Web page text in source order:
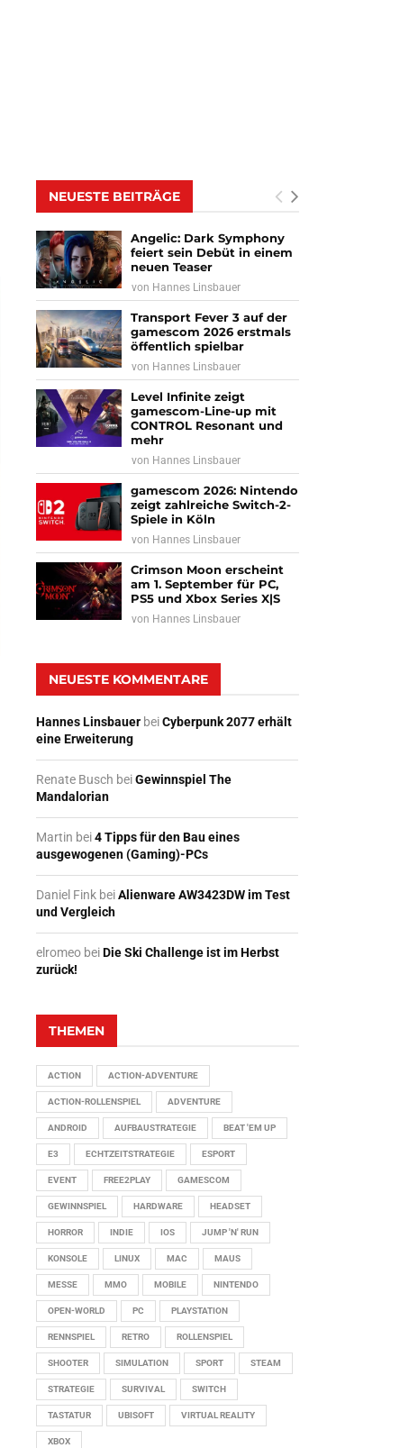
NEUESTE BEITRÄGE
Angelic: Dark Symphony
feiert sein Debüt in einem
neuen Teaser
von Hannes Linsbauer
Transport Fever 3 auf der
gamescom 2026 erstmals
öffentlich spielbar
von Hannes Linsbauer
Level Infinite zeigt
gamescom-Line-up mit
CONTROL Resonant und
mehr
von Hannes Linsbauer
gamescom 2026: Nintendo
zeigt zahlreiche Switch-2-
Spiele in Köln
von Hannes Linsbauer
Crimson Moon erscheint
am 1. September für PC,
PS5 und Xbox Series X|S
von Hannes Linsbauer
NEUESTE KOMMENTARE
Hannes Linsbauer beiCyberpunk 2077 erhält
eine Erweiterung
Renate Busch beiGewinnspiel The
Mandalorian
Martin bei4 Tipps für den Bau eines
ausgewogenen (Gaming)-PCs
Daniel Fink beiAlienware AW3423DW im Test
und Vergleich
elromeo beiDie Ski Challenge ist im Herbst
zurück!
THEMEN
ACTION ACTION-ADVENTURE
ACTION-ROLLENSPIEL ADVENTURE
ANDROID AUFBAUSTRATEGIE BEAT 'EM UP
E3 ECHTZEITSTRATEGIE ESPORT
EVENT FREE2PLAY GAMESCOM
GEWINNSPIEL HARDWARE HEADSET
HORROR INDIE IOS JUMP 'N' RUN
KONSOLE LINUX MAC MAUS
MESSE MMO MOBILE NINTENDO
OPEN-WORLD PC PLAYSTATION
RENNSPIEL RETRO ROLLENSPIEL
SHOOTER SIMULATION SPORT STEAM
STRATEGIE SURVIVAL SWITCH
TASTATUR UBISOFT VIRTUAL REALITY
XBOX